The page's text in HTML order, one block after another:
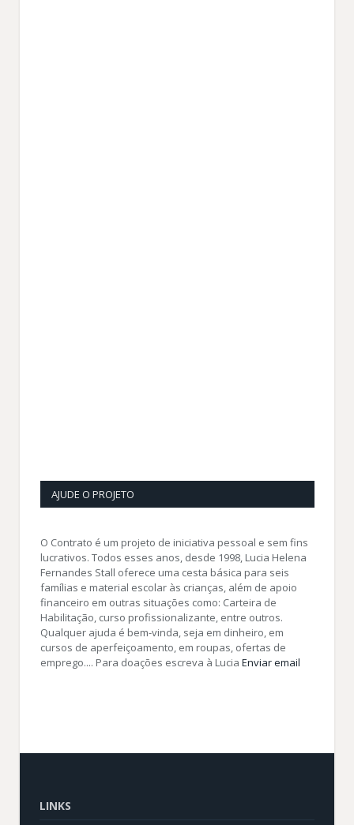
AJUDE O PROJETO
O Contrato é um projeto de iniciativa pessoal e sem fins
lucrativos. Todos esses anos, desde 1998, Lucia Helena
Fernandes Stall oferece uma cesta básica para seis
famílias e material escolar às crianças, além de apoio
financeiro em outras situações como: Carteira de
Habilitação, curso profissionalizante, entre outros.
Qualquer ajuda é bem-vinda, seja em dinheiro, em
cursos de aperfeiçoamento, em roupas, ofertas de
emprego.... Para doações escreva à Lucia Enviar email
LINKS